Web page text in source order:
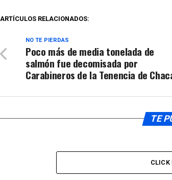
ARTÍCULOS RELACIONADOS:
NO TE PIERDAS
Poco más de media tonelada de
salmón fue decomisada por
Carabineros de la Tenencia de
TE
CLICK